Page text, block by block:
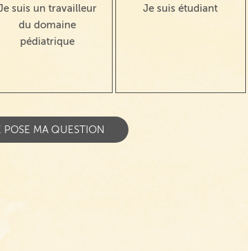
suis un travailleur
du domaine
pédiatrique
Je suis étudiant